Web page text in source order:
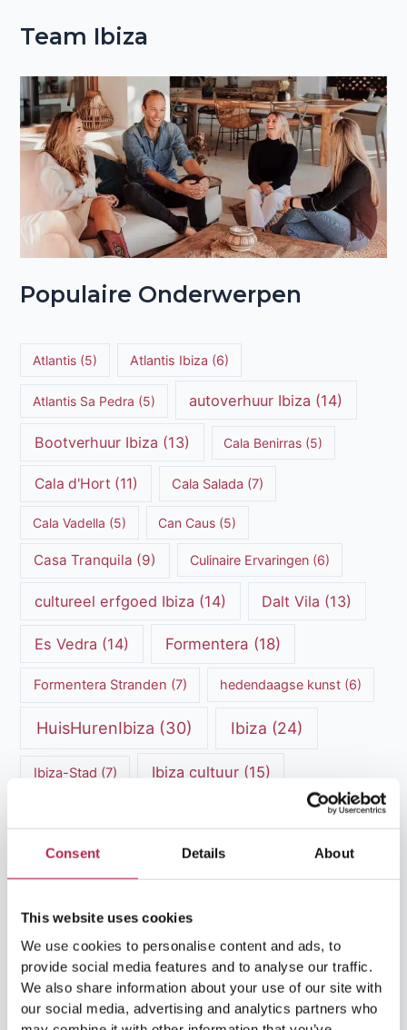
Consent Details About
This website uses cookies
We use cookies to personalise content and ads, to
provide social media features and to analyse our traffic.
We also share information about your use of our site with
our social media, advertising and analytics partners who
Team Ibiza
Populaire Onderwerpen
Atlantis (5) Atlantis Ibiza (6)
Atlantis Sa Pedra (5) autoverhuur Ibiza (14)
Bootverhuur Ibiza (13) Cala Benirras (5)
Cala d'Hort (11) Cala Salada(7)
Cala Vadella (5) Can Caus (5)
Casa Tranquila (9) Culinaire Ervaringen(6)
cultureel erfgoed Ibiza (14) Dalt Vila (13)
Es Vedra (14) Formentera (18)
Formentera Stranden (7) hedendaagse kunst(6)
HuisHurenIbiza (30) Ibiza (24)
Ibiza-Stad (7) Ibiza cultuur(15)
Ibiza nachtleven(12)
Ibiza Reisgids Ibiza reistips
Ibiza Villa Verhuur(6) luxe vakantie(5)
Luxe villa's Ibiza(43) luxe villas(13)